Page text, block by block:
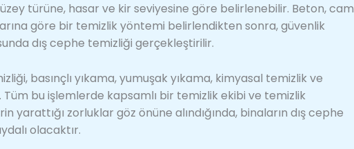
türüne, hasar ve kir seviyesine göre belirlenebilir. Beton, cam
göre bir temizlik yöntemi belirlendikten sonra, güvenlik
dış cephe temizliği gerçekleştirilir.
basınçlı yıkama, yumuşak yıkama, kimyasal temizlik ve
bu işlemlerde kapsamlı bir temizlik ekibi ve temizlik
yarattığı zorluklar göz önüne alındığında, binaların dış cephe
olacaktır.